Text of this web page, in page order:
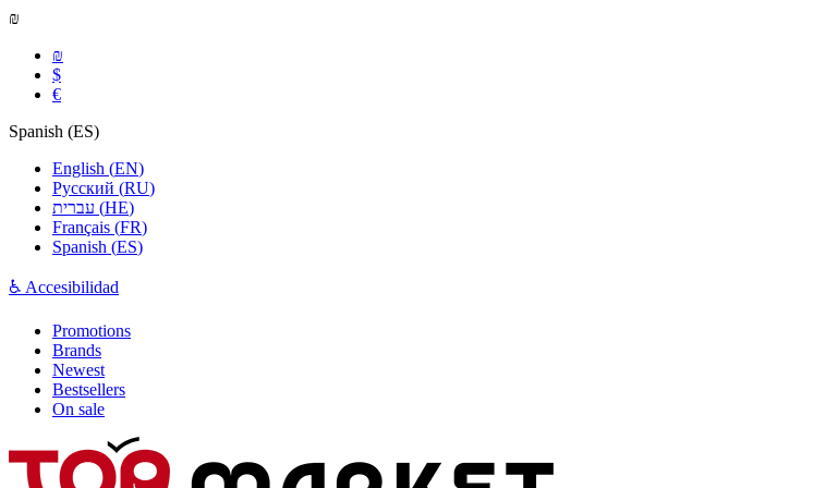
₪
₪
$
€
Spanish (ES)
English (EN)
Русский (RU)
(HE)
Français (FR)
Spanish (ES)
♿ Accesibilidad
Promotions
Brands
Newest
Bestsellers
On sale